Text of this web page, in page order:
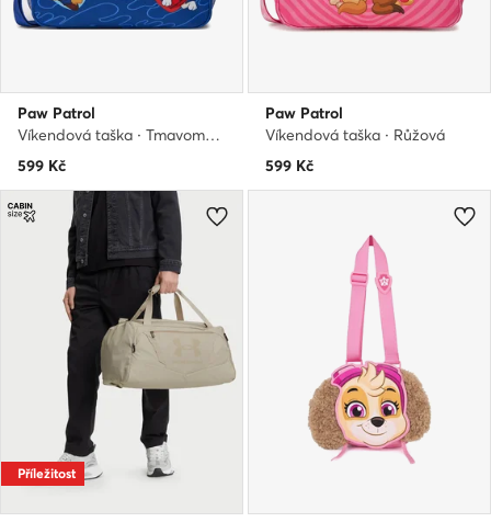
Paw Patrol
Víkendová taška · Tmavomodrá
599 Kč
Paw Patrol
Víkendová taška · Růžová
599 Kč
Příležitost